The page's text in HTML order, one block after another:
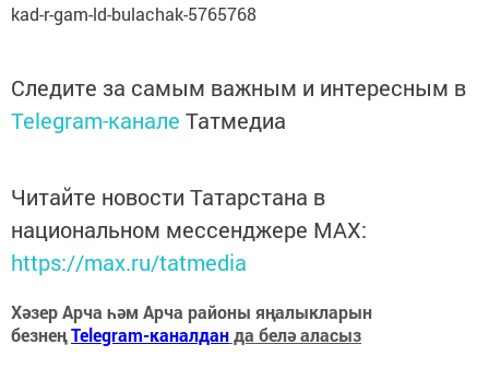
kad-r-gam-ld-bulachak-5765768
Следите за самым важным и интересным в
Telegram-канале Татмедиа
Читайте новости Татарстана в
национальном мессенджере MАХ:
https://max.ru/tatmedia
Хәзер Арча һәм Арча районы яңалыкларын
безнеңTelegram-каналданда белә аласыз